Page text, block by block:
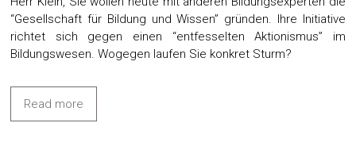
“Gesellschaft für Bildung und Wissen” gründen. Ihre Initiative
richtet sich gegen einen “entfesselten Aktionismus” im
Bildungswesen. Wogegen laufen Sie konkret Sturm?
Read more